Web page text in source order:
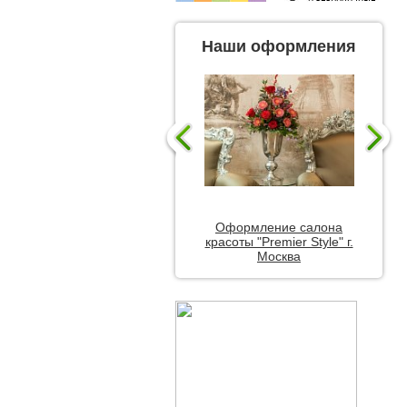
Наши оформления
Оформление салона
красоты "Premier Style" г.
Москва